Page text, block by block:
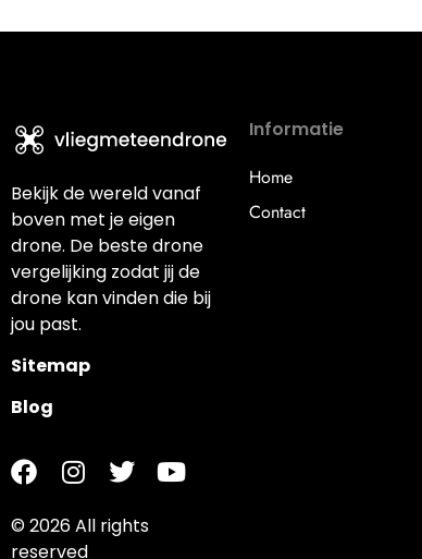
Bekijk de wereld vanaf
boven met je eigen
drone. De beste drone
vergelijking zodat jij de
drone kan vinden die bij
jou past.
Sitemap
Blog
© 2026 All rights
reserved
Informatie
Home
Contact